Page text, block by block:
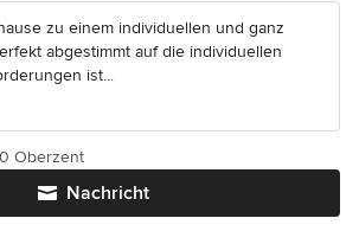
zu einem individuellen und ganz
abgestimmt auf die individuellen
ist...
Nachricht
Oberzent